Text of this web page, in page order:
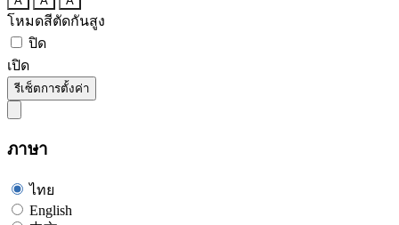
โหมดสีตัดกันสูง
ปิด
เปิด
รีเซ็ตการตั้งค่า
ภาษา
ไทย
English